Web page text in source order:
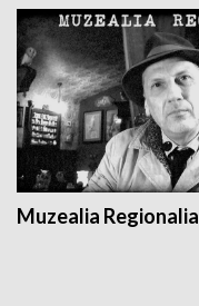
Muzealia Regionalia